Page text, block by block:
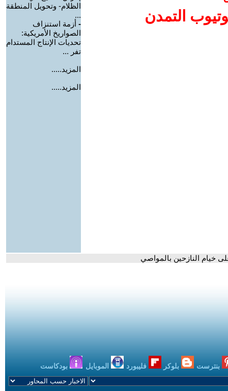
التمدن
الظلام- وتحويل المنطقة
...
- أزمة استنزاف
الصواريخ الأمريكية:
تحديات الإنتاج المستدام
تفر ...
المزيد.....
المزيد.....
خيام النازحين بالمواصي
بنترست بلوكر فليبورد الموبايل بودكاست